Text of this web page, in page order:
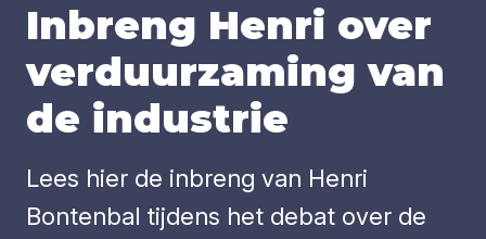
Inbreng Hen­ri over
ver­duur­za­ming van
de indu­strie
Lees hier de inbreng van Henri
Bontenbal tijdens het debat over de